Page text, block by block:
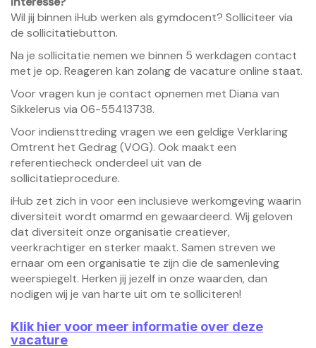
Wil jij binnen iHub werken als gymdocent? Solliciteer via
de sollicitatiebutton.
Na je sollicitatie nemen we binnen 5 werkdagen contact
met je op. Reageren kan zolang de vacature online staat.
Voor vragen kun je contact opnemen met Diana van
Sikkelerus via 06-55413738.
Voor indiensttreding vragen we een geldige Verklaring
Omtrent het Gedrag (VOG). Ook maakt een
referentiecheck onderdeel uit van de
sollicitatieprocedure.
iHub zet zich in voor een inclusieve werkomgeving waarin
diversiteit wordt omarmd en gewaardeerd. Wij geloven
dat diversiteit onze organisatie creatiever,
veerkrachtiger en sterker maakt. Samen streven we
ernaar om een organisatie te zijn die de samenleving
weerspiegelt. Herken jij jezelf in onze waarden, dan
nodigen wij je van harte uit om te solliciteren!
Klik hier voor meer informatie over deze
vacature